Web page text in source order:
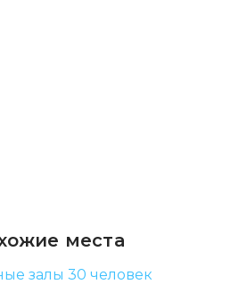
места
залы 30 человек